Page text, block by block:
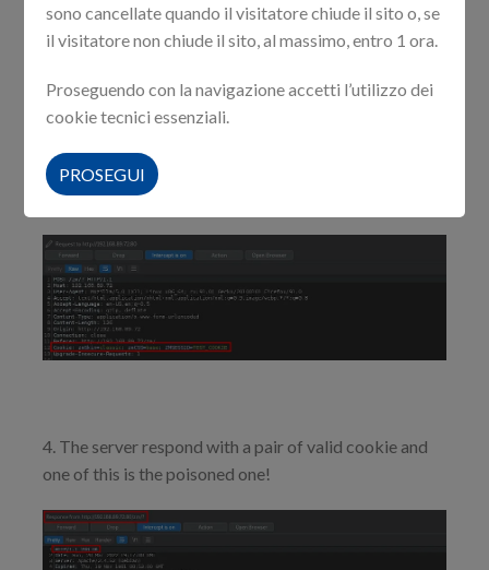
3. Now if another user logs in the application with that
browser, the cookie sent is the poisoned one
4. The server respond with a pair of valid cookie and
one of this is the poisoned one!
sono cancellate quando il visitatore chiude il sito o, se
il visitatore non chiude il sito, al massimo, entro 1 ora.
Proseguendo con la navigazione accetti l’utilizzo dei
cookie tecnici essenziali.
PROSEGUI